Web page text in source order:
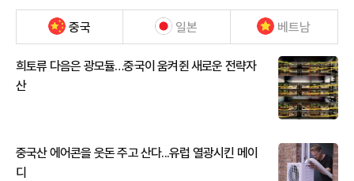
중국 일본 베트남
희토류 다음은 광모듈…중국이 움켜쥔 새로운 전략자
산
중국산 에어콘을 웃돈 주고 산다...유럽 열광시킨 메이
디